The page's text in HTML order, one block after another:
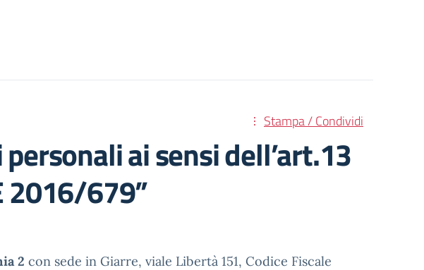
Stampa / Condividi
ai sensi dell’art.13
2016/679”
2 con sede in Giarre, viale Libertà 151, Codice Fiscale